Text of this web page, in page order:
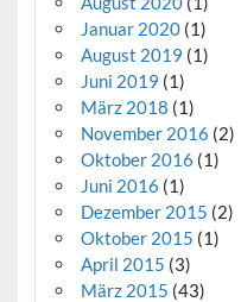
Januar 2020(1)
August 2019 (1)
Juni 2019 (1)
März 2018 (1)
November 2016 (2)
Oktober 2016 (1)
Juni 2016 (1)
Dezember 2015 (2)
Oktober 2015 (1)
April 2015 (3)
März 2015 (43)